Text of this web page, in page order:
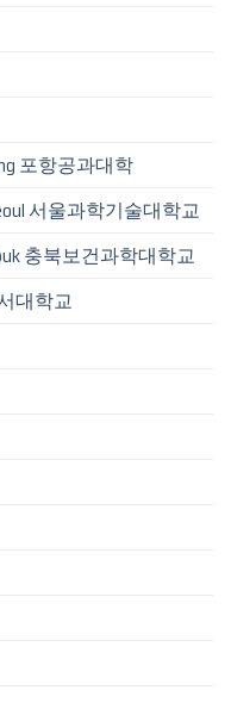
포항공과대학
서울과학기술대학교
충북보건과학대학교
대학교